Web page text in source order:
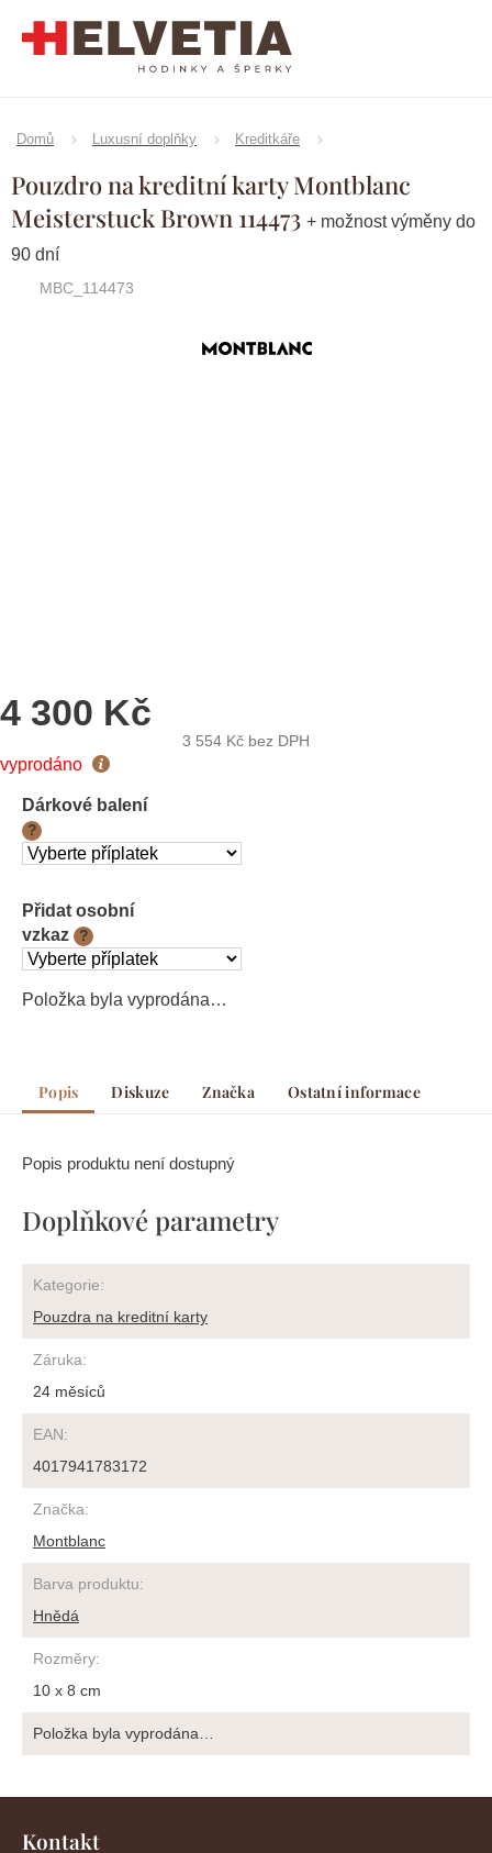
Domů Luxusní doplňky Kreditkáře
Pouzdro na kreditní karty Montblanc
Meisterstuck Brown 114473 + možnost výměny do
90 dní
MBC_114473
Značka:Montblanc
4 300 Kč
3 554 Kč bez DPH
Měrná
vyprodáno
Dárkové balení
?
Přidat osobní
vzkaz
?
Položka byla vyprodána…
Popis Diskuze Značka Ostatní informace
Popis produktu není dostupný
Doplňkové parametry
Kategorie:
Pouzdra na kreditní karty
Záruka:
24 měsíců
EAN:
4017941783172
Značka:
Montblanc
Barva produktu:
Hnědá
Rozměry:
10 x 8 cm
Položka byla vyprodána…
Kontakt